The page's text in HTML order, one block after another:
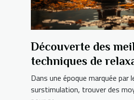
Découverte des
techniques de
détendre l'esprit et
Dans une époque marquée par
surstimulation, trouver des